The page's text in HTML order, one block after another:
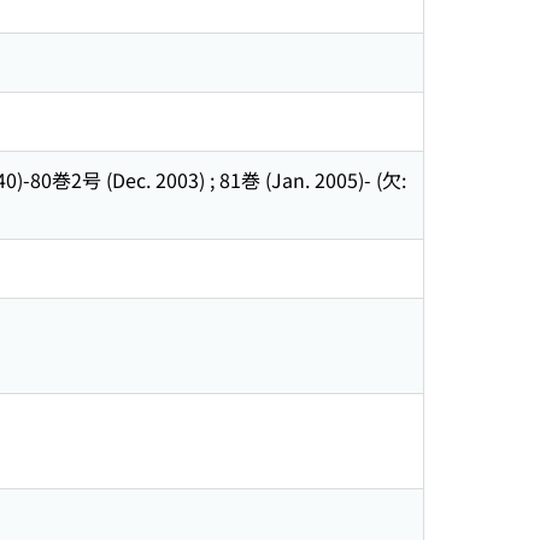
80巻2号 (Dec. 2003) ; 81巻 (Jan. 2005)- (欠: